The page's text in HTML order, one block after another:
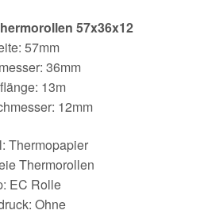
57x36x12
57mm
36mm
13m
12mm
Thermopapier
Thermorollen
EC Rolle
Ohne